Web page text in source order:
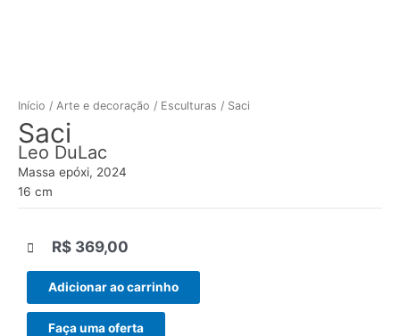
Início / Arte e decoração / Esculturas / Saci
Saci
Leo DuLac
Massa epóxi, 2024
16 cm
R$ 369,00
Adicionar ao carrinho
Faça uma oferta